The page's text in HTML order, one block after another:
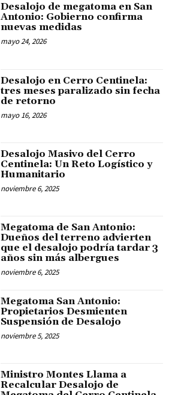
Desalojo de megatoma en San
Antonio: Gobierno confirma
nuevas medidas
mayo 24, 2026
Desalojo en Cerro Centinela:
tres meses paralizado sin fecha
de retorno
mayo 16, 2026
Desalojo Masivo del Cerro
Centinela: Un Reto Logístico y
Humanitario
noviembre 6, 2025
Megatoma de San Antonio:
Dueños del terreno advierten
que el desalojo podría tardar 3
años sin más albergues
noviembre 6, 2025
Megatoma San Antonio:
Propietarios Desmienten
Suspensión de Desalojo
noviembre 5, 2025
Ministro Montes Llama a
Recalcular Desalojo de